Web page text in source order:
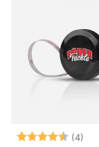
Beoordeling:
(4)